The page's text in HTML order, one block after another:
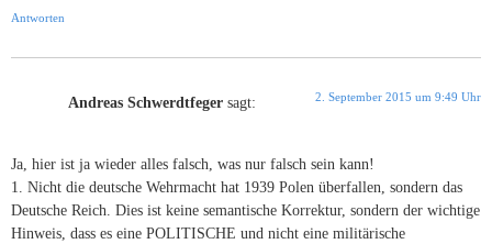
Antworten
Andreas Schwerdtfeger sagt: 2. September 2015 um 9:49 Uhr
Ja, hier ist ja wieder alles falsch, was nur falsch sein kann!
1. Nicht die deutsche Wehrmacht hat 1939 Polen überfallen, sondern das
Deutsche Reich. Dies ist keine semantische Korrektur, sondern der wichtige
Hinweis, dass es eine POLITISCHE und nicht eine militärische